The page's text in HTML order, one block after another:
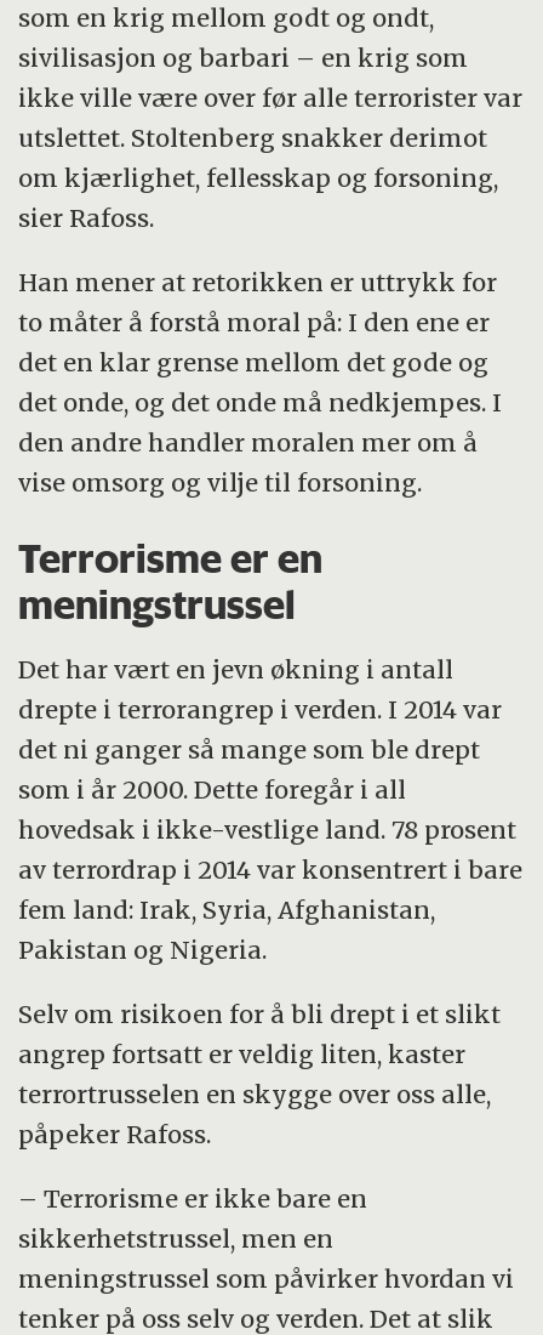
som en krig mellom godt og ondt,
sivilisasjon og barbari – en krig som
ikke ville være over før alle terrorister var
utslettet. Stoltenberg snakker derimot
om kjærlighet, fellesskap og forsoning,
sier Rafoss.
Han mener at retorikken er uttrykk for
to måter å forstå moral på: I den ene er
det en klar grense mellom det gode og
det onde, og det onde må nedkjempes. I
den andre handler moralen mer om å
vise omsorg og vilje til forsoning.
Terrorisme er en
meningstrussel
Det har vært en jevn økning i antall
drepte i terrorangrep i verden. I 2014 var
det ni ganger så mange som ble drept
som i år 2000. Dette foregår i all
hovedsak i ikke-vestlige land. 78 prosent
av terrordrap i 2014 var konsentrert i bare
fem land: Irak, Syria, Afghanistan,
Pakistan og Nigeria.
Selv om risikoen for å bli drept i et slikt
angrep fortsatt er veldig liten, kaster
terrortrusselen en skygge over oss alle,
påpeker Rafoss.
– Terrorisme er ikke bare en
sikkerhetstrussel, men en
meningstrussel som påvirker hvordan vi
tenker på oss selv og verden. Det at slik